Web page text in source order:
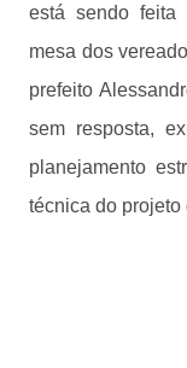
está sendo feita
mesa dos
prefeito
sem resposta,
planejamento
técnica do projeto